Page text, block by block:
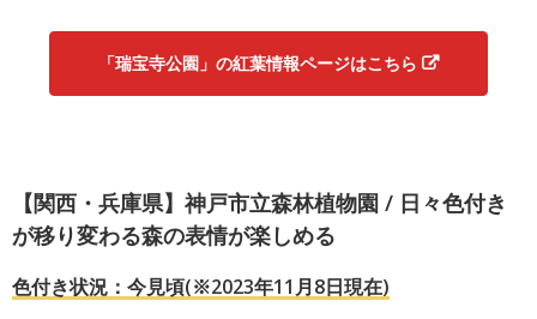
「瑞宝寺公園」の紅葉情報ページはこちら
【関西・兵庫県】神戸市立森林植物園 / 日々色付き
が移り変わる森の表情が楽しめる
色付き状況：今見頃(※2023年11月8日現在)